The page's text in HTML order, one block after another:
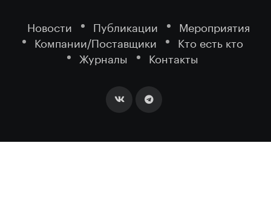
Новости Публикации
Мероприятия
Компании/Поставщики
Кто есть кто
Журналы
Контакты